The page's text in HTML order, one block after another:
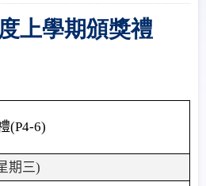
上學期頒獎禮
(P4-6)
期三)